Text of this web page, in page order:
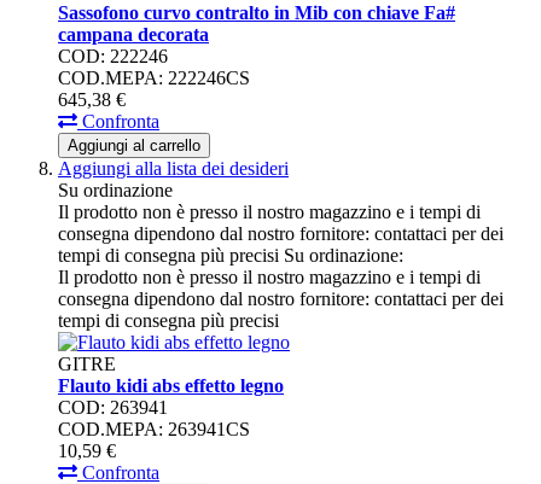
Sassofono curvo contralto in Mib con chiave Fa#
campana decorata
COD: 222246
COD.MEPA: 222246CS
645,38 €
Confronta
Aggiungi al carrello
Aggiungi alla lista dei desideri
Su ordinazione
Il prodotto non è presso il nostro magazzino e i tempi di
consegna dipendono dal nostro fornitore: contattaci per dei
tempi di consegna più precisi Su ordinazione:
Il prodotto non è presso il nostro magazzino e i tempi di
consegna dipendono dal nostro fornitore: contattaci per dei
tempi di consegna più precisi
GITRE
Flauto kidi abs effetto legno
COD: 263941
COD.MEPA: 263941CS
10,59 €
Confronta